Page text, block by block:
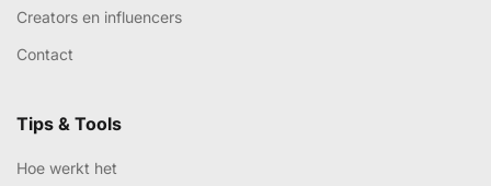
Creators en influencers
Contact
Tips & Tools
Hoe werkt het